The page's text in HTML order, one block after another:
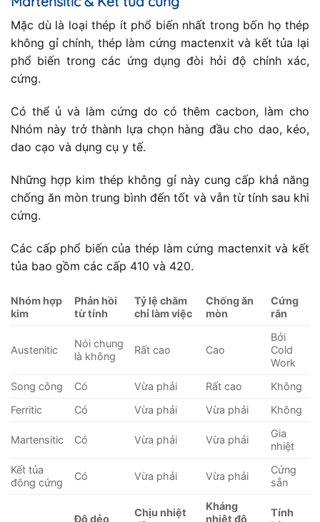
Mặc dù là loại thép ít phổ biến nhất trong bốn họ thép
không gỉ chính, thép làm cứng mactenxit và kết tủa lại
phổ biến trong các ứng dụng đòi hỏi độ chính xác,
cứng.
Có thể ủ và làm cứng do có thêm cacbon, làm cho
Nhóm này trở thành lựa chọn hàng đầu cho dao, kéo,
dao cạo và dụng cụ y tế.
Những hợp kim thép không gỉ này cung cấp khả năng
chống ăn mòn trung bình đến tốt và vẫn từ tính sau khi
cứng.
Các cấp phổ biến của thép làm cứng mactenxit và kết
tủa bao gồm các cấp 410 và 420.
Nhóm hợp
kim
Phản hồi
từ tính
Tỷ lệ chăm
chỉ làm việc
Chống ăn
mòn
Cứng
rắn
Austenitic
Nói chung
là không
Rất cao Cao
Bởi
Cold
Work
Song công
Có Vừa phải Rất cao
Không
Ferritic
Có Vừa phải Vừa phải Không
Martensitic Có Vừa phải Vừa phải
Gia
nhiệt
Kết tủa
đông cứng
Có Vừa phải Vừa phải
Cứng
sẵn
Độ dẻo
Chịu nhiệt
Kháng
nhiệt độ
Tính